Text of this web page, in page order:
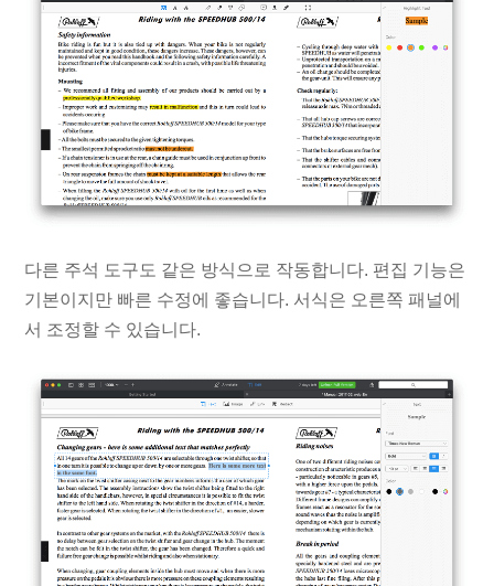
다른 주석 도구도 같은 방식으로 작동합니다. 편집 기능은
기본이지만 빠른 수정에 좋습니다. 서식은 오른쪽 패널에
서 조정할 수 있습니다.